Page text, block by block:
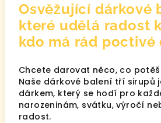
Osvěžující dárkové
které udělá radost
kdo má rád poctivé
Chcete darovat něco, co
Naše dárkové balení tří sirupů
dárkem, který se hodí pro
narozeninám, svátku, výročí
radost.